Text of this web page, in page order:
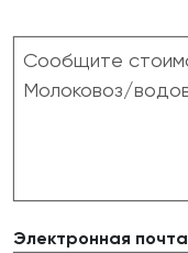
Электронная почта